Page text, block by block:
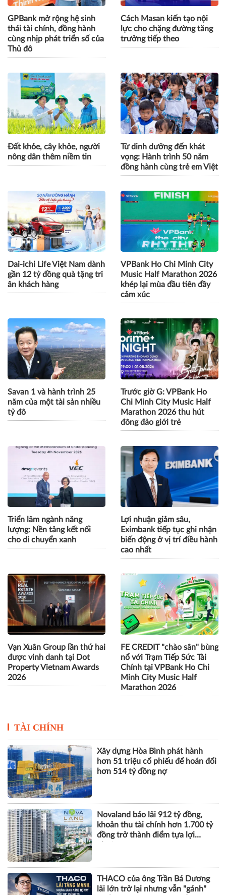
GPBank mở rộng hệ sinh
thái tài chính, đồng hành
cùng nhịp phát triển số của
Thủ đô
Cách Masan kiến tạo nội
lực cho chặng đường tăng
trưởng tiếp theo
Đất khỏe, cây khỏe, người
nông dân thêm niềm tin
Từ dinh dưỡng đến khát
vọng: Hành trình 50 năm
đồng hành cùng trẻ em Việt
Dai-ichi Life Việt Nam dành
gần 12 tỷ đồng quà tặng tri
ân khách hàng
VPBank Ho Chi Minh City
Music Half Marathon 2026
khép lại mùa đầu tiên đầy
cảm xúc
Savan 1 và hành trình 25
năm của một tài sản nhiều
tỷ đô
Trước giờ G: VPBank Ho
Chi Minh City Music Half
Marathon 2026 thu hút
đông đảo giới trẻ
Triển lãm ngành năng
lượng: Nền tảng kết nối
cho di chuyển xanh
Lợi nhuận giảm sâu,
Eximbank tiếp tục ghi nhận
biến động ở vị trí điều hành
cao nhất
Vạn Xuân Group lần thứ hai
được vinh danh tại Dot
Property Vietnam Awards
2026
FE CREDIT "chào sân" bùng
nổ với Trạm Tiếp Sức Tài
Chính tại VPBank Ho Chi
Minh City Music Half
Marathon 2026
TÀI CHÍNH
Xây dựng Hòa Bình phát hành
hơn 51 triệu cổ phiếu để hoán đổi
hơn 514 tỷ đồng nợ
Novaland báo lãi 912 tỷ đồng,
khoản thu tài chính hơn 1.700 tỷ
đồng trở thành điểm tựa lợi
THACO của ông Trần Bá Dương
lãi lớn trở lại nhưng vẫn "gánh"